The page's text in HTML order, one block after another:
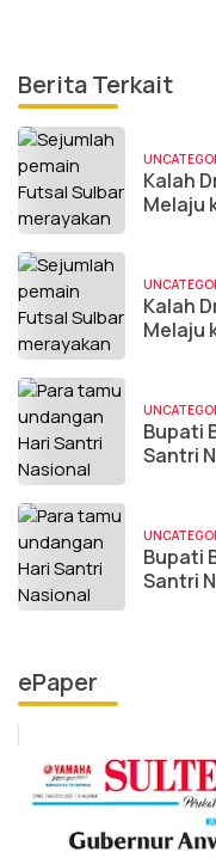
Berita Terkait
Kalah
Melaju
Kalah
Melaju
Bupati
Santri
Bupati
Santri
ePaper